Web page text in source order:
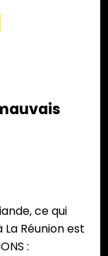
ce qui
Réunion est
: